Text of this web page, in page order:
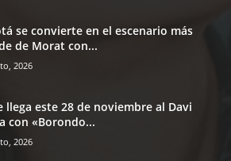
se convierte en el escenario más
de Morat con...
2026
llega este 28 de noviembre al Davi
con «Borondo...
2026